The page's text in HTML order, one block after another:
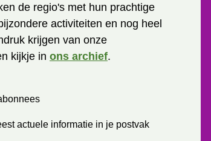
de regio's met hun prachtige
activiteiten en nog heel
krijgen van onze
kijkje in ons archief.
actuele informatie in je postvak